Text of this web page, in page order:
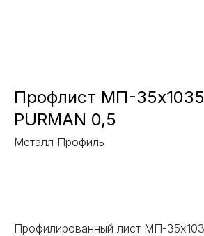
Профлист МП-
PURMAN 0,5
Металл Профиль
Профилированный лист МП-